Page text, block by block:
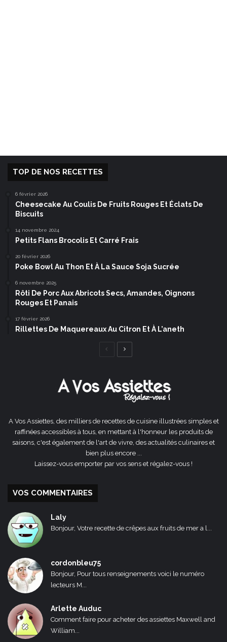
TOP DE NOS RECETTES
6 février 2026
Cheesecake Au Coulis De Fruits Rouges Et Éclats De
Biscuits
14 novembre 2024
Petits Flans Brocolis Et Carré Frais
20 février 2026
Poke Bowl Au Thon Et À La Sauce Soja Sucrée
6 novembre 2025
Rôti De Porc Aux Abricots Secs, Amandes, Oignons
Rouges Et Panais
17 février 2026
Rillettes De Maquereaux Au Citron Et À L’aneth
Page
A Vos Assiettes, des milliers de recettes de cuisine illustrées simples et
raffinées accessibles à tous, en mettant à l'honneur les produits de
saisons, c'est également de l'art de vivre, des actualités culinaires et
bien plus encore ...
Laissez-vous emporter par vos sens et régalez-vous !
VOS COMMENTAIRES
Laly
Bonjour, Votre recette de crêpes aux fruits de mer a l...
cordonbleu75
Bonjour, Pour tous renseignements voici le numéro
lecteurs M...
Arlette Auduc
Comment faire pour acheter des assiettes Maxwell and
William...